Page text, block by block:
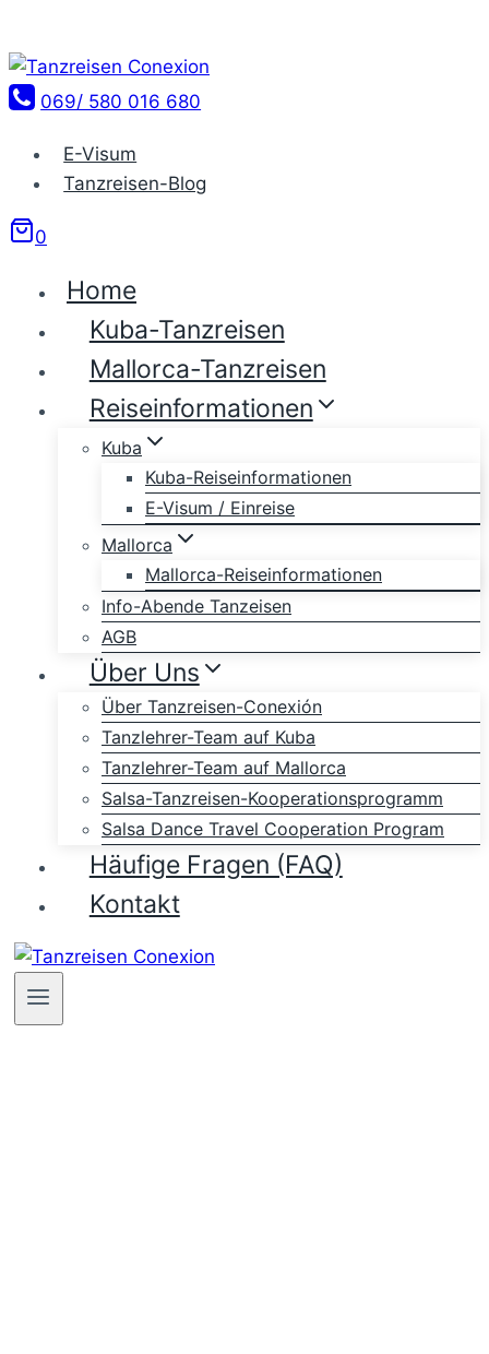
Inhalt
springen
069/ 580 016 680
E-Visum
Tanzreisen-Blog
0
Home
Kuba-Tanzreisen
Mallorca-Tanzreisen
Reiseinformationen
Kuba
Kuba-Reiseinformationen
E-Visum / Einreise
Mallorca
Mallorca-Reiseinformationen
Info-Abende Tanzeisen
AGB
Über Uns
Über Tanzreisen-Conexión
Tanzlehrer-Team auf Kuba
Tanzlehrer-Team auf Mallorca
Salsa-Tanzreisen-Kooperationsprogramm
Salsa Dance Travel Cooperation Program
Häufige Fragen (FAQ)
Kontakt